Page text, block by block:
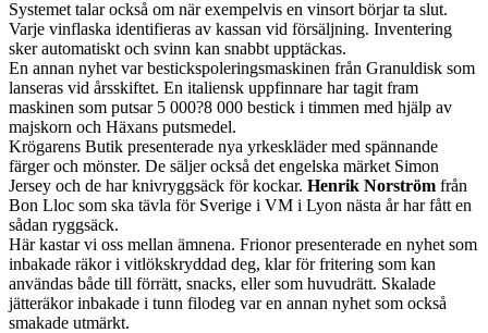
Systemet talar också om när exempelvis en vinsort börjar ta slut.
Varje vinflaska identifieras av kassan vid försäljning. Inventering
sker automatiskt och svinn kan snabbt upptäckas.
En annan nyhet var bestickspoleringsmaskinen från Granuldisk som
lanseras vid årsskiftet. En italiensk uppfinnare har tagit fram
maskinen som putsar 5 000?8 000 bestick i timmen med hjälp av
majskorn och Häxans putsmedel.
Krögarens Butik presenterade nya yrkeskläder med spännande
färger och mönster. De säljer också det engelska märket Simon
Jersey och de har knivryggsäck för kockar. Henrik Norström från
Bon Lloc som ska tävla för Sverige i VM i Lyon nästa år har fått en
sådan ryggsäck.
Här kastar vi oss mellan ämnena. Frionor presenterade en nyhet som
inbakade räkor i vitlökskryddad deg, klar för fritering som kan
användas både till förrätt, snacks, eller som huvudrätt. Skalade
jätteräkor inbakade i tunn filodeg var en annan nyhet som också
smakade utmärkt.